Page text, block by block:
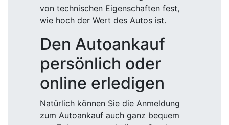
von technischen Eigenschaften fest,
wie hoch der Wert des Autos ist.
Den Autoankauf
persönlich oder
online erledigen
Natürlich können Sie die Anmeldung
zum Autoankauf auch ganz bequem